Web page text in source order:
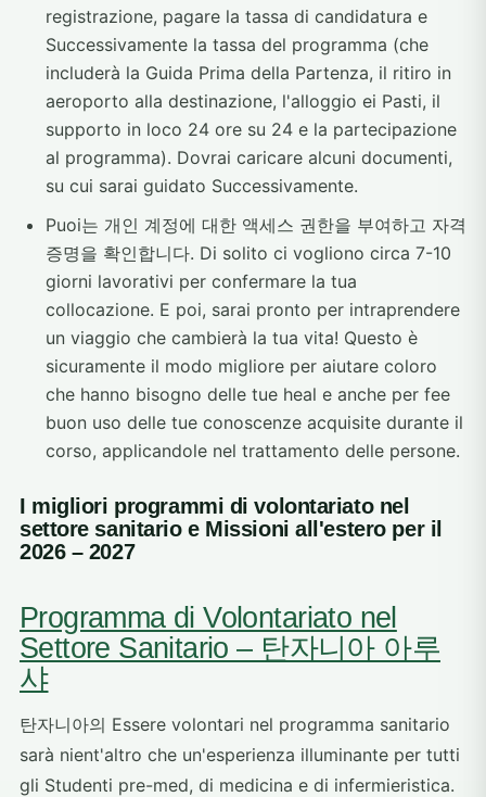
registrazione, pagare la tassa di candidatura e
Successivamente la tassa del programma (che
includerà la Guida Prima della Partenza, il ritiro in
aeroporto alla destinazione, l'alloggio ei Pasti, il
supporto in loco 24 ore su 24 e la partecipazione
al programma). Dovrai caricare alcuni documenti,
su cui sarai guidato Successivamente.
Puoi는 개인 계정에 대한 액세스 권한을 부여하고 자격
증명을 확인합니다. Di solito ci vogliono circa 7-10
giorni lavorativi per confermare la tua
collocazione. E poi, sarai pronto per intraprendere
un viaggio che cambierà la tua vita! Questo è
sicuramente il modo migliore per aiutare coloro
che hanno bisogno delle tue heal e anche per fee
buon uso delle tue conoscenze acquisite durante il
corso, applicandole nel trattamento delle persone.
I migliori programmi di volontariato nel
settore sanitario e Missioni all'estero per il
2026 – 2027
Programma di Volontariato nel
Settore Sanitario – 탄자니아 아루
샤
탄자니아의 Essere volontari nel programma sanitario
sarà nient'altro che un'esperienza illuminante per tutti
gli Studenti pre-med, di medicina e di infermieristica.